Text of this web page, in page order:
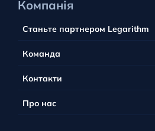
Компанія
Станьте партнером Legarithm
Команда
Контакти
Про нас